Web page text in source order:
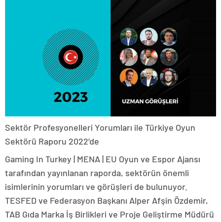
Sektör Profesyonelleri Yorumları ile Türkiye Oyun
Sektörü Raporu 2022’de
Gaming In Turkey | MENA | EU Oyun ve Espor Ajansı
tarafından yayınlanan raporda, sektörün önemli
isimlerinin yorumları ve görüşleri de bulunuyor.
TESFED ve Federasyon Başkanı Alper Afşin Özdemir,
TAB Gıda Marka İş Birlikleri ve Proje Geliştirme Müdürü